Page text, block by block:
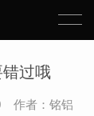
过哦
作者：铭铝